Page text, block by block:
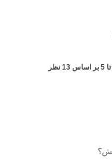
تا5 بر اساس13 نظر